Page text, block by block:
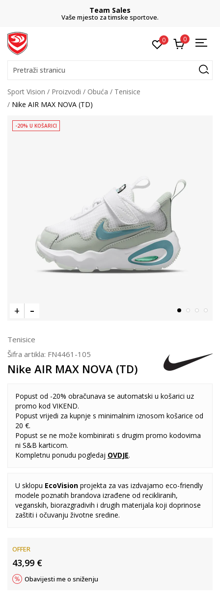
Team Sales
Vaše mjesto za timske sportove.
0 0
Pretraži stranicu
Sport Vision Proizvodi Obuća
Tenisice
Nike AIR MAX NOVA (TD)
-20% U KOŠARICI
Tenisice
Šifra artikla: FN4461-105
Nike AIR MAX NOVA (TD)
Popust od -20% obračunava se automatski u košarici uz
promo kod VIKEND.
Popust vrijedi za kupnje s minimalnim iznosom košarice od
20 €.
Popust se ne može kombinirati s drugim promo kodovima
ni S&B karticom.
Kompletnu ponudu pogledaj OVDJE.
U sklopu EcoVision projekta za vas izdvajamo eco-friendly
modele poznatih brandova izrađene od recikliranih,
veganskih, biorazgradivih i drugih materijala koji doprinose
zaštiti i očuvanju životne sredine.
OFFER
43,99 €
Obavijesti me o sniženju